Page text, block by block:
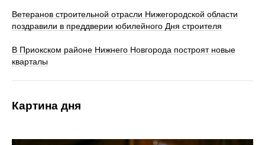
Ветеранов строительной отрасли Нижегородской области
поздравили в преддверии юбилейного Дня строителя
В Приокском районе Нижнего Новгорода построят новые
кварталы
Картина дня